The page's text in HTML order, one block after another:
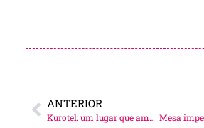
ANTERIOR
Kurotel: um lugar que amo!!!